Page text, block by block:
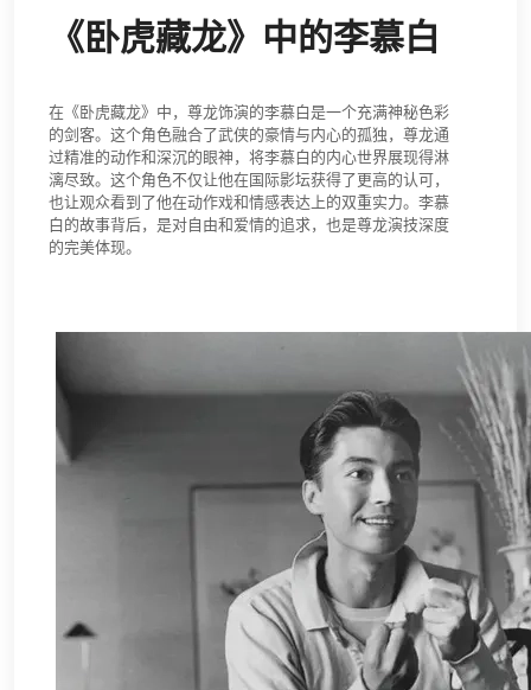
《卧虎藏龙》中的李慕白
在《卧虎藏龙》中，尊龙饰演的李慕白是一个充满神秘色彩
的剑客。这个角色融合了武侠的豪情与内心的孤独，尊龙通
过精准的动作和深沉的眼神，将李慕白的内心世界展现得淋
漓尽致。这个角色不仅让他在国际影坛获得了更高的认可，
也让观众看到了他在动作戏和情感表达上的双重实力。李慕
白的故事背后，是对自由和爱情的追求，也是尊龙演技深度
的完美体现。